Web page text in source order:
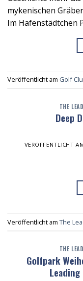
mykenischen
Im Hafenstädtchen
Veröffentlicht am Golf
THE
Deep
VERÖFFENTLICHT
Veröffentlicht am The
THE
Golfpark